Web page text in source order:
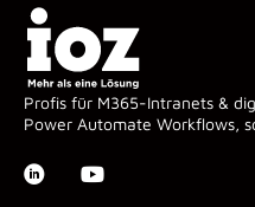
Profis für M365-Intranets &
Power Automate Workflows,